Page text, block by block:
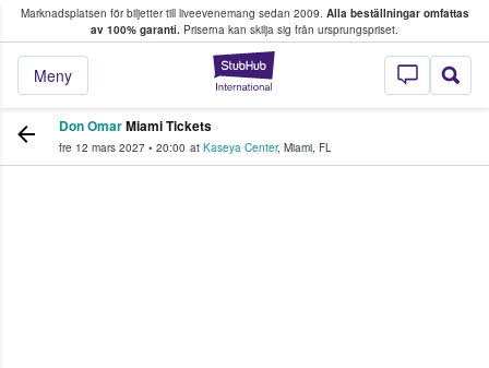
Marknadsplatsen för biljetter till liveevenemang sedan 2009. Alla beställningar omfattas
av 100% garanti. Priserna kan skilja sig från ursprungspriset.
StubHub – där
Meny
köper och säljer biljetter.
Don OmarMiami Tickets
fre 12 mars 2027 • 20:00 at Kaseya Center, Miami, FL